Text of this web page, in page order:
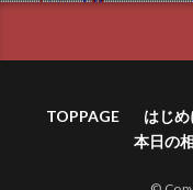
TOPPAGE はじめ
本日の